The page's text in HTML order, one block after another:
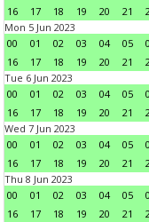
16
17 18 19 20 21
Mon 5 Jun 2023
00
01 02 03 04 05
16
17 18 19 20 21
Tue 6 Jun 2023
00
01 02 03 04 05
16
17 18 19 20 21
Wed 7 Jun 2023
00
01 02 03 04 05
16
17 18 19 20 21
Thu 8 Jun 2023
00
01 02 03 04 05
16
17 18 19 20 21